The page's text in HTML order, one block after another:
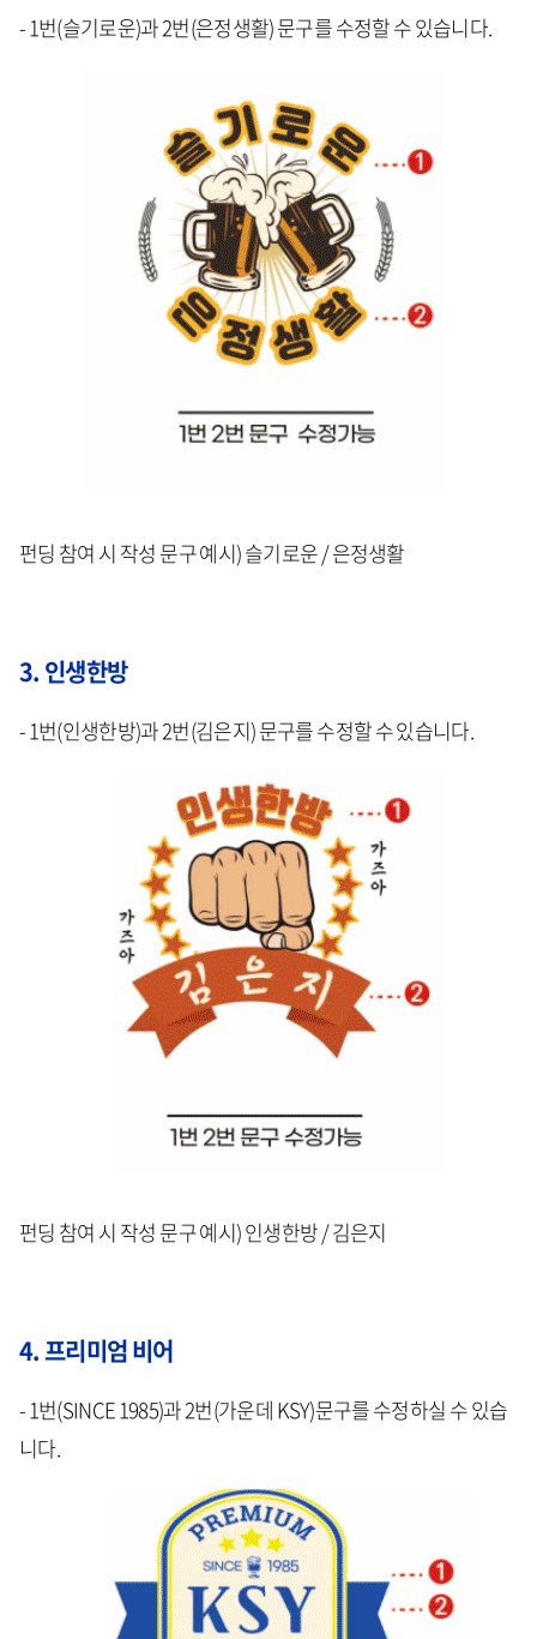
- 1번(슬기로운)과 2번(은정생활) 문구를 수정할 수 있습니다.
펀딩 참여 시 작성 문구 예시) 슬기로운 / 은정생활
3. 인생한방
- 1번(인생한방)과 2번(김은지) 문구를 수정할 수 있습니다.
펀딩 참여 시 작성 문구 예시) 인생한방 / 김은지
4. 프리미엄 비어
- 1번(SINCE 1985)과 2번(가운데 KSY)문구를 수정하실 수 있습
니다.